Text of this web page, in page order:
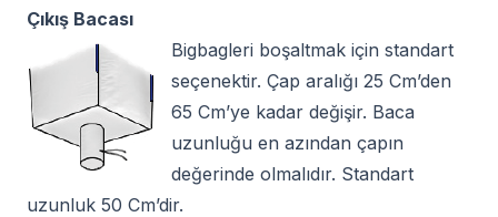
Çıkış Bacası
Bigbagleri boşaltmak için standart
seçenektir. Çap aralığı 25 Cm’den
65 Cm’ye kadar değişir. Baca
uzunluğu en azından çapın
değerinde olmalıdır. Standart
uzunluk 50 Cm’dir.